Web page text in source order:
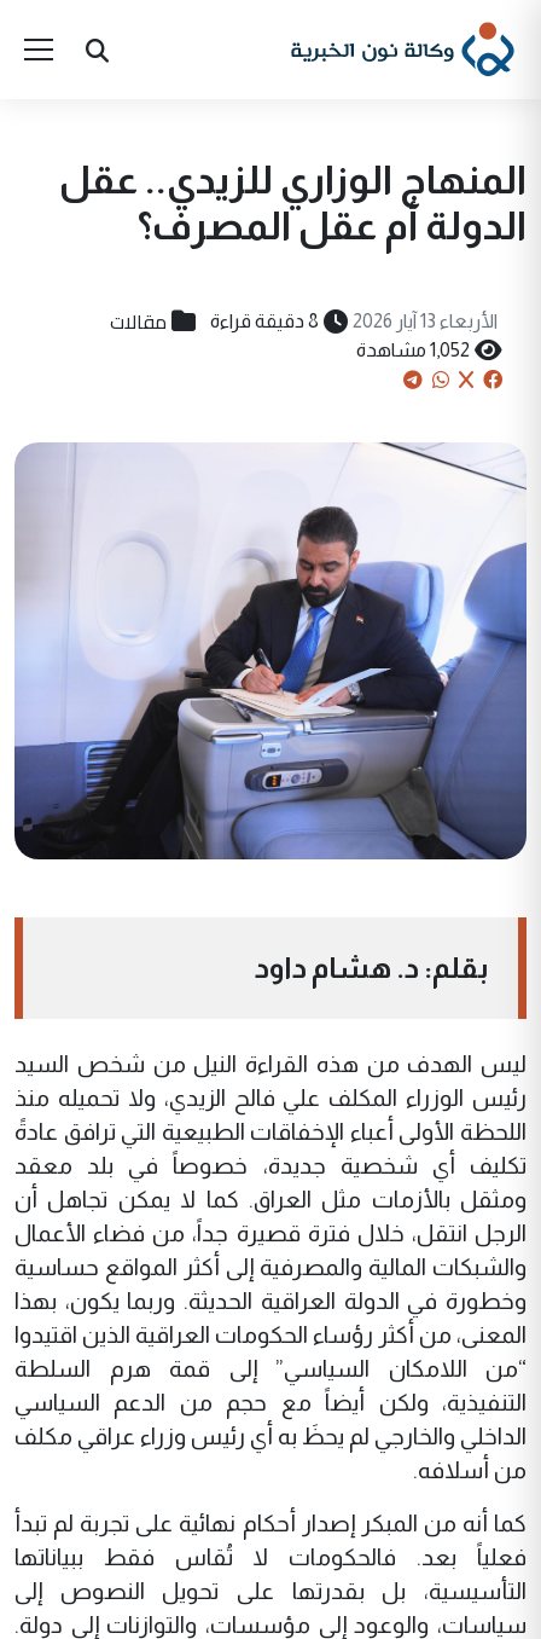
المنهاج الوزاري للزيدي.. عقل
الدولة أم عقل المصرف؟
الأربعاء 13 آيار 2026 8 دقيقة قراءة مقالات
1,052 مشاهدة
بقلم: د. هشام داود
ليس الهدف من هذه القراءة النيل من شخص السيد
رئيس الوزراء المكلف علي فالح الزيدي، ولا تحميله منذ
اللحظة الأولى أعباء الإخفاقات الطبيعية التي ترافق عادةً
تكليف أي شخصية جديدة، خصوصاً في بلد معقد
ومثقل بالأزمات مثل العراق. كما لا يمكن تجاهل أن
الرجل انتقل، خلال فترة قصيرة جداً، من فضاء الأعمال
والشبكات المالية والمصرفية إلى أكثر المواقع حساسية
وخطورة في الدولة العراقية الحديثة. وربما يكون، بهذا
المعنى، من أكثر رؤساء الحكومات العراقية الذين اقتيدوا
“من اللامكان السياسي” إلى قمة هرم السلطة
التنفيذية، ولكن أيضاً مع حجم من الدعم السياسي
الداخلي والخارجي لم يحظَ به أي رئيس وزراء عراقي مكلف
من أسلافه.
كما أنه من المبكر إصدار أحكام نهائية على تجربة لم تبدأ
فعلياً بعد. فالحكومات لا تُقاس فقط ببياناتها
التأسيسية، بل بقدرتها على تحويل النصوص إلى
سياسات، والوعود إلى مؤسسات، والتوازنات إلى دولة.